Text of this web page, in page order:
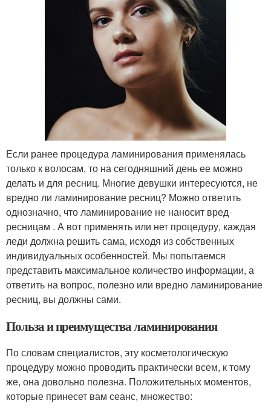
Если ранее процедура ламинирования применялась
только к волосам, то на сегодняшний день ее можно
делать и для ресниц. Многие девушки интересуются, не
вредно ли ламинирование ресниц? Можно ответить
однозначно, что ламинирование не наносит вред
ресницам . А вот применять или нет процедуру, каждая
леди должна решить сама, исходя из собственных
индивидуальных особенностей. Мы попытаемся
представить максимальное количество информации, а
ответить на вопрос, полезно или вредно ламинирование
ресниц, вы должны сами.
Польза и преимущества ламинирования
По словам специалистов, эту косметологическую
процедуру можно проводить практически всем, к тому
же, она довольно полезна. Положительных моментов,
которые принесет вам сеанс, множество: